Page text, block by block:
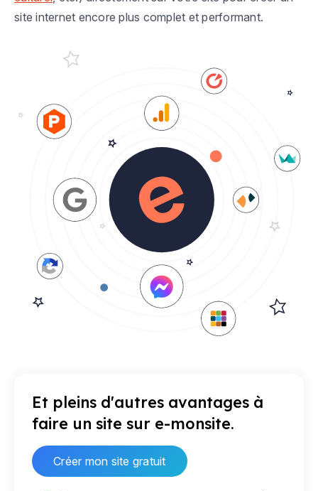
site internet encore plus complet et performant.
Et pleins d'autres avantages à
faire un site sur e-monsite.
Créer mon site gratuit